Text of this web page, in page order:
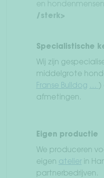
en
/sterk>
Specialistische
Wij zijn
middelgrote
Franse Bulldog … )
afmetingen.
Eigen productie
We produceren
eigen atelierin
partnerbedrijven.